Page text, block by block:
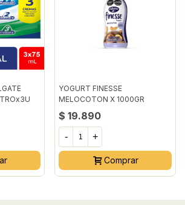
YOGURT FINESSE
MELOCOTON X 1000GR
$ 19.890
- +
Comprar